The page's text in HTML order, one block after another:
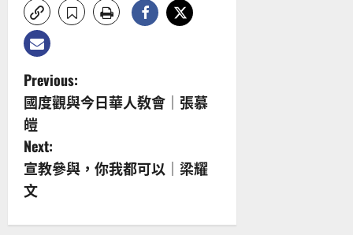
P
o
s
t
n
Previous:
國度觀與今日華人敎會｜張慕
皚
Next:
宣教參與，你我都可以｜梁耀
文